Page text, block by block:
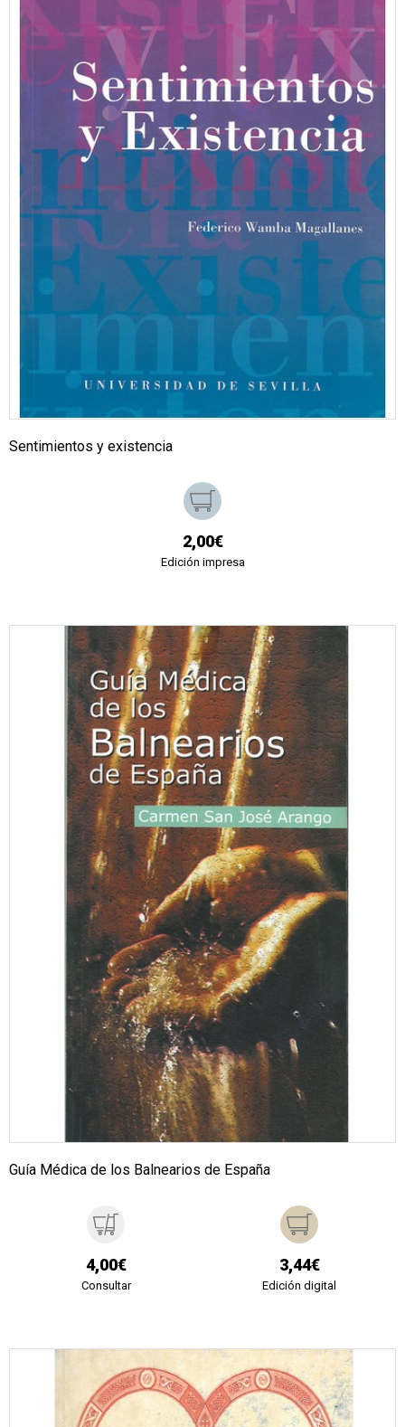
Sentimientos y existencia
2,00€
Edición impresa
Guía Médica de los Balnearios de España
4,00€
Consultar
3,44€
Edición digital